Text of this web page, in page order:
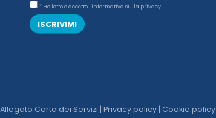
* Ho letto e accetto l'informativa sulla privacy
ISCRIVIMI
Allegato Carta dei Servizi | Privacy policy | Cookie policy